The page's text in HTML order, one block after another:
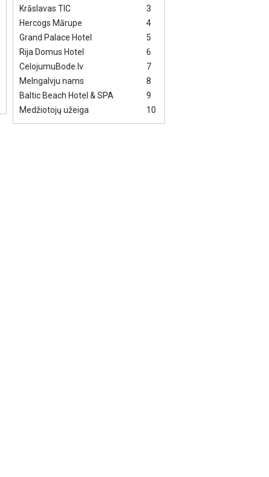
3
Krāslavas TIC
4
Hercogs Mārupe
5
Grand Palace Hotel
6
Rija Domus Hotel
7
CelojumuBode.lv
8
Melngalvju nams
9
Baltic Beach Hotel & SPA
10
Medžiotojų užeiga